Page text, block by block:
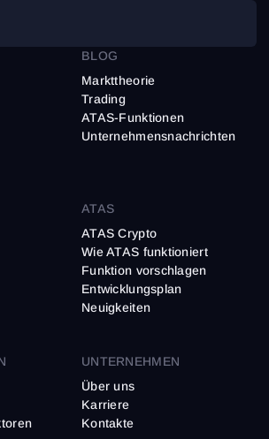
BLOG
Markttheorie
Trading
ATAS-Funktionen
Unternehmensnachrichten
ATAS
ATAS Crypto
Wie ATAS funktioniert
Funktion vorschlagen
Entwicklungsplan
Neuigkeiten
UNTERNEHMEN
Über uns
Karriere
Kontakte